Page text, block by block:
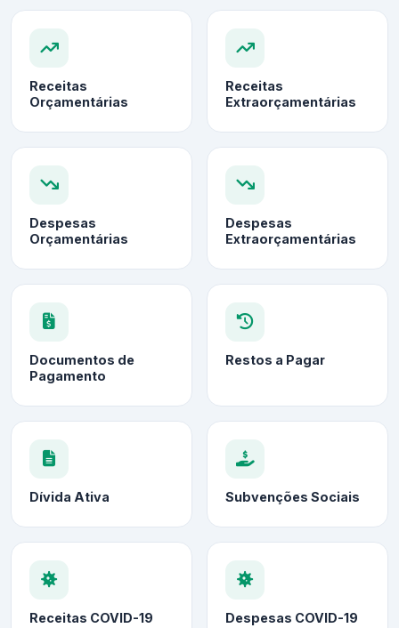
Receitas
Orçamentárias
Receitas
Extraorçamentárias
Despesas
Orçamentárias
Despesas
Extraorçamentárias
Documentos de
Pagamento
Restos a Pagar
Dívida Ativa Subvenções Sociais
Receitas COVID-19 Despesas COVID-19